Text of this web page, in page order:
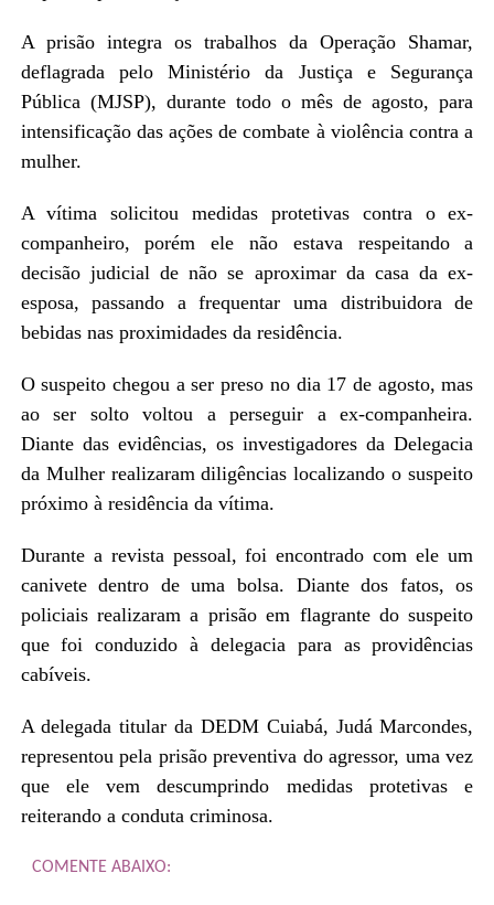
A prisão integra os trabalhos da Operação Shamar,
deflagrada pelo Ministério da Justiça e Segurança
Pública (MJSP), durante todo o mês de agosto, para
intensificação das ações de combate à violência contra a
mulher.
A vítima solicitou medidas protetivas contra o ex-
companheiro, porém ele não estava respeitando a
decisão judicial de não se aproximar da casa da ex-
esposa, passando a frequentar uma distribuidora de
bebidas nas proximidades da residência.
O suspeito chegou a ser preso no dia 17 de agosto, mas
ao ser solto voltou a perseguir a ex-companheira.
Diante das evidências, os investigadores da Delegacia
da Mulher realizaram diligências localizando o suspeito
próximo à residência da vítima.
Durante a revista pessoal, foi encontrado com ele um
canivete dentro de uma bolsa. Diante dos fatos, os
policiais realizaram a prisão em flagrante do suspeito
que foi conduzido à delegacia para as providências
cabíveis.
A delegada titular da DEDM Cuiabá, Judá Marcondes,
representou pela prisão preventiva do agressor, uma vez
que ele vem descumprindo medidas protetivas e
reiterando a conduta criminosa.
COMENTE ABAIXO: